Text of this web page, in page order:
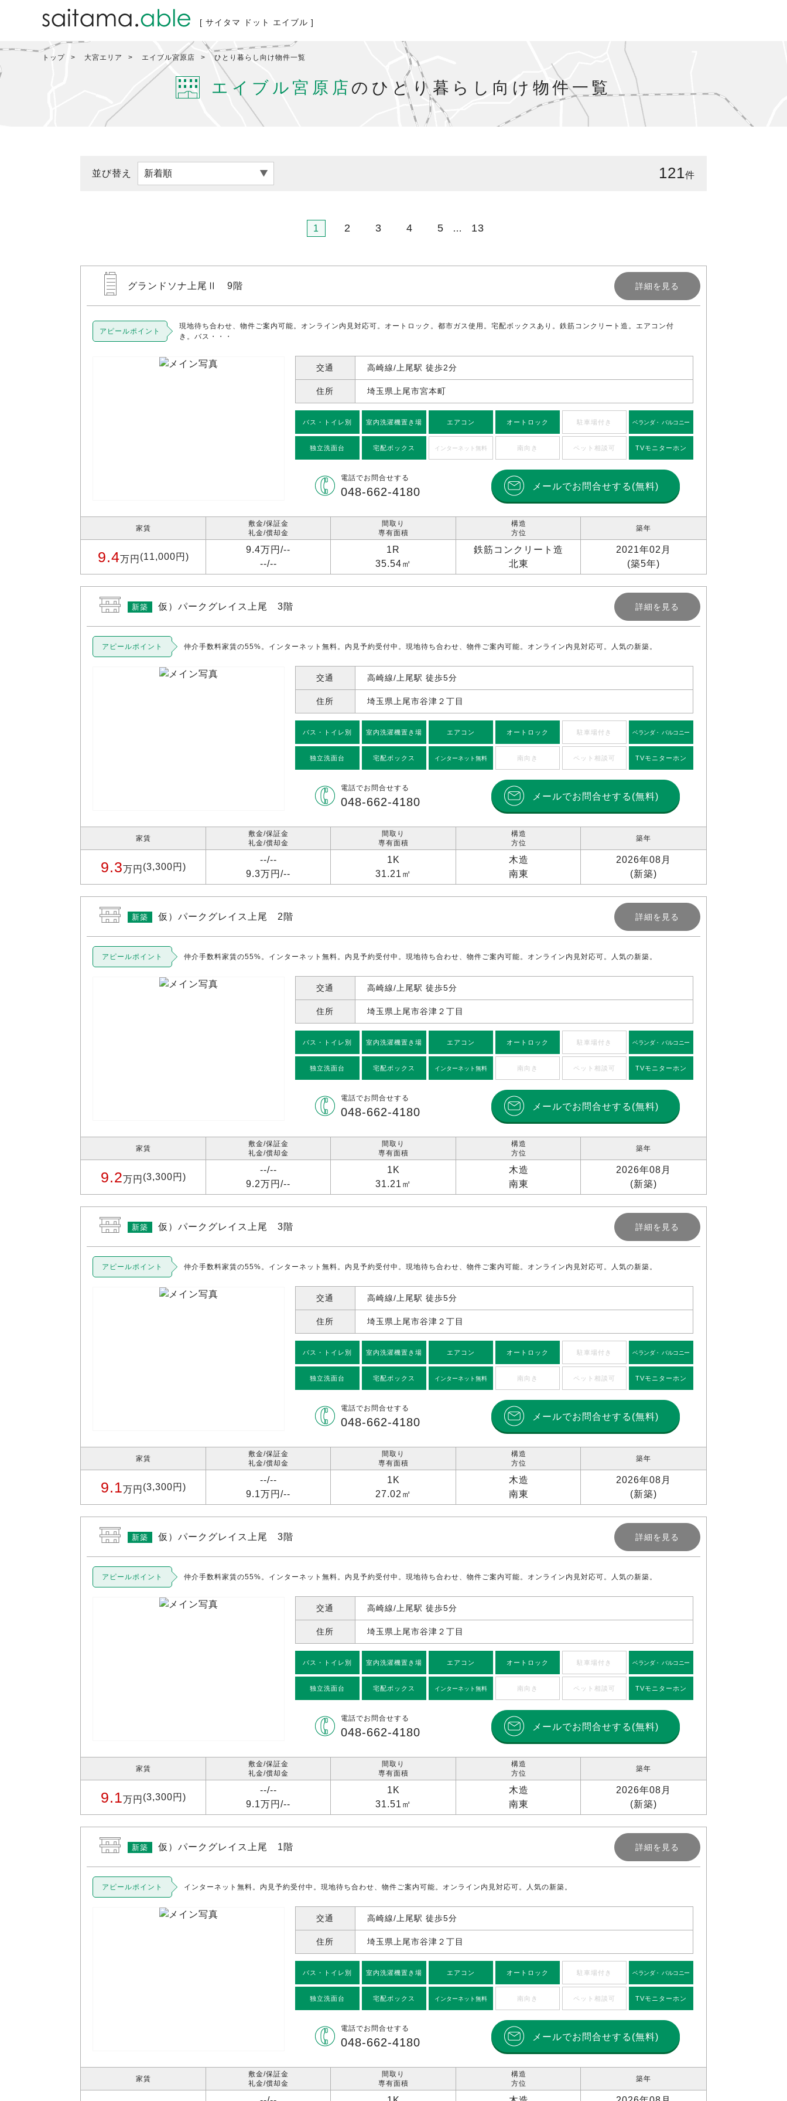
[ サイタマ ドット エイブル ]
トップ 大宮エリア エイブル宮原店 ひとり暮らし向け物件一覧
エイブル宮原店 のひとり暮らし向け物件一覧
並び替え 121件
1 2 3 4 5 … 13
グランドソナ上尾Ⅱ 9階 詳細を見る
アピールポイント
現地待ち合わせ、物件ご案内可能。オンライン内見対応可。オートロック。都市ガス使用。宅配ボックスあり。鉄筋コンクリート造。エアコン付
き。バス・・・
交通 高崎線/上尾駅 徒歩2分
住所 埼玉県上尾市宮本町
バス・トイレ別 室内洗濯機置き場 エアコン オートロック 駐車場付き ベランダ・ バルコニー
独立洗面台 宅配ボックス インターネット無料 南向き ペット相談可 TVモニターホン
電話でお問合せする
048-662-4180 メールでお問合せする(無料)
家賃
9.4万円 (11,000円)
敷金/保証金
礼金/償却金
9.4万円/--
--/--
間取り
専有面積
1R
35.54㎡
構造
方位
鉄筋コンクリート造
北東
築年
2021年02月
(築5年)
新築 仮）パークグレイス上尾 3階 詳細を見る
アピールポイント 仲介手数料家賃の55%。インターネット無料。内見予約受付中。現地待ち合わせ、物件ご案内可能。オンライン内見対応可。人気の新築。
交通 高崎線/上尾駅 徒歩5分
住所 埼玉県上尾市谷津 ２丁目
バス・トイレ別 室内洗濯機置き場 エアコン オートロック 駐車場付き ベランダ・ バルコニー
独立洗面台 宅配ボックス インターネット無料 南向き ペット相談可 TVモニターホン
電話でお問合せする
048-662-4180 メールでお問合せする(無料)
家賃
9.3万円 (3,300円)
敷金/保証金
礼金/償却金
--/--
9.3万円/--
間取り
専有面積
1K
31.21㎡
構造
方位
木造
南東
築年
2026年08月
(新築)
新築 仮）パークグレイス上尾 2階 詳細を見る
アピールポイント 仲介手数料家賃の55%。インターネット無料。内見予約受付中。現地待ち合わせ、物件ご案内可能。オンライン内見対応可。人気の新築。
交通 高崎線/上尾駅 徒歩5分
住所 埼玉県上尾市谷津 ２丁目
バス・トイレ別 室内洗濯機置き場 エアコン オートロック 駐車場付き ベランダ・ バルコニー
独立洗面台 宅配ボックス インターネット無料 南向き ペット相談可 TVモニターホン
電話でお問合せする
048-662-4180 メールでお問合せする(無料)
家賃
9.2万円 (3,300円)
敷金/保証金
礼金/償却金
--/--
9.2万円/--
間取り
専有面積
1K
31.21㎡
構造
方位
木造
南東
築年
2026年08月
(新築)
新築 仮）パークグレイス上尾 3階 詳細を見る
アピールポイント 仲介手数料家賃の55%。インターネット無料。内見予約受付中。現地待ち合わせ、物件ご案内可能。オンライン内見対応可。人気の新築。
交通 高崎線/上尾駅 徒歩5分
住所 埼玉県上尾市谷津 ２丁目
バス・トイレ別 室内洗濯機置き場 エアコン オートロック 駐車場付き ベランダ・ バルコニー
独立洗面台 宅配ボックス インターネット無料 南向き ペット相談可 TVモニターホン
電話でお問合せする
048-662-4180 メールでお問合せする(無料)
家賃
9.1 万円 (3,300円)
敷金/保証金
礼金/償却金
--/--
9.1万円/--
間取り
専有面積
1K
27.02㎡
構造
方位
木造
南東
築年
2026年08月
(新築)
新築 仮）パークグレイス上尾 3階 詳細を見る
アピールポイント 仲介手数料家賃の55%。インターネット無料。内見予約受付中。現地待ち合わせ、物件ご案内可能。オンライン内見対応可。人気の新築。
交通 高崎線/上尾駅 徒歩5分
住所 埼玉県上尾市谷津 ２丁目
バス・トイレ別 室内洗濯機置き場 エアコン オートロック 駐車場付き ベランダ・ バルコニー
独立洗面台 宅配ボックス インターネット無料 南向き ペット相談可 TVモニターホン
電話でお問合せする
048-662-4180 メールでお問合せする(無料)
家賃
9.1 万円 (3,300円)
敷金/保証金
礼金/償却金
--/--
9.1万円/--
間取り
専有面積
1K
31.51㎡
構造
方位
木造
南東
築年
2026年08月
(新築)
新築 仮）パークグレイス上尾 1階 詳細を見る
アピールポイント インターネット無料。内見予約受付中。現地待ち合わせ、物件ご案内可能。オンライン内見対応可。人気の新築。
交通 高崎線/上尾駅 徒歩5分
住所 埼玉県上尾市谷津 ２丁目
バス・トイレ別 室内洗濯機置き場 エアコン オートロック 駐車場付き ベランダ・ バルコニー
独立洗面台 宅配ボックス インターネット無料 南向き ペット相談可 TVモニターホン
電話でお問合せする
048-662-4180 メールでお問合せする(無料)
家賃
敷金/保証金
礼金/償却金
間取り
専有面積
構造
方位
築年